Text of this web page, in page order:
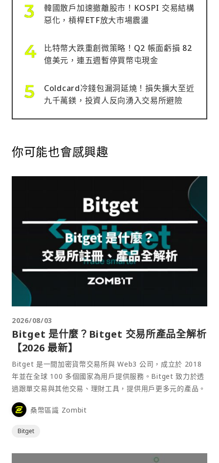
韓國散戶加速撤離股市！KOSPI 交易結構
惡化，槓桿ETF放大市場震盪
比特幣大跌重創微策略！Q2 帳面虧損 82
億美元，連五週暫停買幣屯現金
Coldcard冷錢包漏洞延燒！損失擴大至近
九千萬鎂，投資人反向湧入交易所避險
你可能也會感興趣
2026/08/03
Bitget 是什麼？Bitget 交易所產品全解析
【2026 最新】
Bitget 是一間加密貨幣交易所與 Web3 公司，成立於 2018
年並在全球 100 多個國家為用戶提供服務。Bitget 致力於透
過跟單交易與其他交易、理財工具，提供用戶更多元的產品。
桑幣區識 Zombit
Bitget